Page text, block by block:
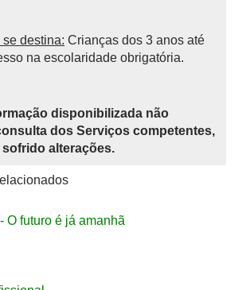
se destina: Crianças dos 3 anos até
na escolaridade obrigatória.
disponibilizada não
dos Serviços competentes,
alterações.
O futuro é já amanhã